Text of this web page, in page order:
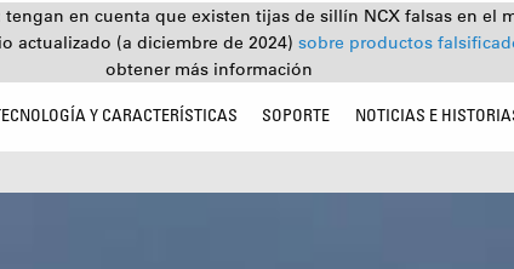
en cuenta que existen tijas de sillín NCX falsas en el
actualizado (a diciembre de 2024) sobre productos
obtener más información
Y CARACTERÍSTICAS SOPORTE NOTICIAS E